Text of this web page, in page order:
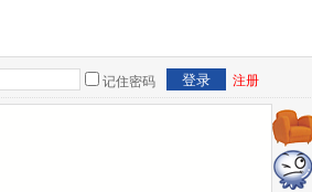
记住密码 注册